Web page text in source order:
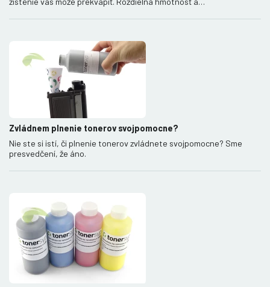
Zvládnem plnenie tonerov svojpomocne?
Nie ste si istí, či plnenie tonerov zvládnete svojpomocne? Sme
presvedčení, že áno.